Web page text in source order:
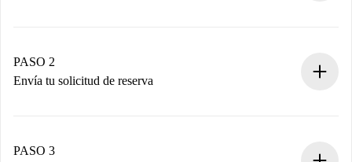
Tienes toda la información necesaria por adelantado.
PASO 2
Envía tu solicitud de reserva
propietario acepte.
PASO 3